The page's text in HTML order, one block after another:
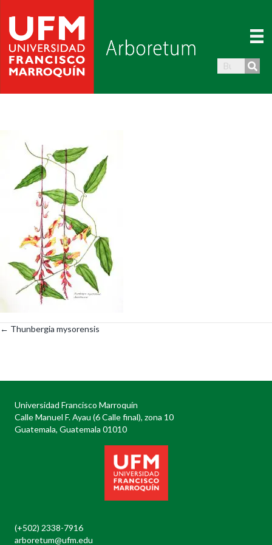
Posts
← Thunbergia mysorensis
Universidad Francisco Marroquín
Calle Manuel F. Ayau (6 Calle final), zona 10
Guatemala, Guatemala 01010
(+502) 2338-7916
arboretum@ufm.edu